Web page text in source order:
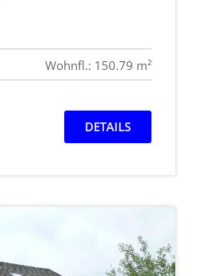
Wohnfl.: 150.79 m²
DETAILS